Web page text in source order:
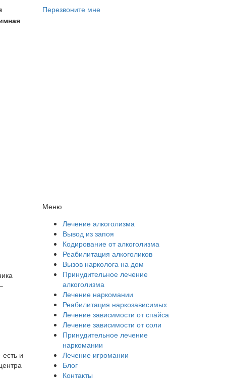
Перезвоните мне
и
Меню
Лечение алкоголизма
Вывод из запоя
Кодирование от алкоголизма
Реабилитация алкоголиков
Вызов нарколога на дом
Принудительное лечение
алкоголизма
Лечение наркомании
Реабилитация наркозависимых
Лечение зависимости от спайса
Лечение зависимости от соли
Принудительное лечение
наркомании
Лечение игромании
Блог
Контакты